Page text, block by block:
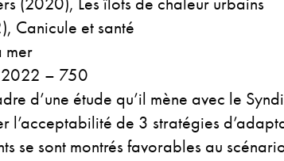
Canicule et santé
mer
– 750
d’une étude qu’il mène avec le
l’acceptabilité de 3 stratégies
se sont montrés favorables au